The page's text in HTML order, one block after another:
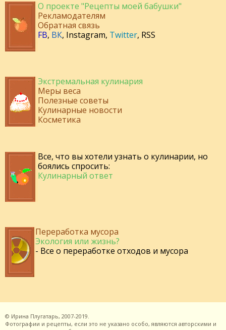
О проекте "Рецепты моей бабушки"
Рекламодателям
Обратная связь
FB, ВК, Instagram, Twitter, RSS
Экстремальная кулинария
Меры веса
Полезные советы
Кулинарные новости
Косметика
Все, что вы хотели узнать о кулинарии, но
боялись спросить:
Кулинарный ответ
Переработка мусора
Экология или жизнь?
- Все о переработке отходов и мусора
© Ирина Плугатарь, 2007-2019.
Фотографии и рецепты, если это не указано особо, являются авторскими и